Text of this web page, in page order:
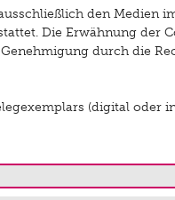
den Medien
Die Erwähnung der
durch die
(digital oder